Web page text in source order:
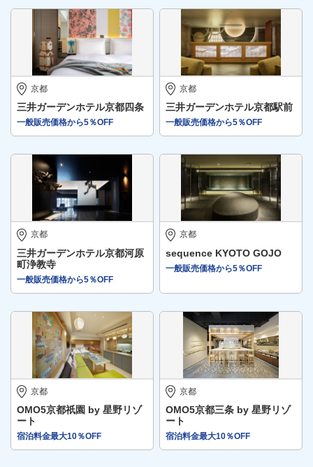
京都
三井ガーデンホテル京都四条
一般販売価格から5％OFF
京都
三井ガーデンホテル京都駅前
一般販売価格から5％OFF
京都
三井ガーデンホテル京都河原
町浄教寺
一般販売価格から5％OFF
京都
sequence KYOTO GOJO
一般販売価格から5％OFF
京都
OMO5京都祇園 by 星野リゾ
ート
宿泊料金最大10％OFF
京都
OMO5京都三条 by 星野リゾ
ート
宿泊料金最大10％OFF